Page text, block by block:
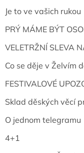
Je to ve vašich rukou
PRÝ MÁME BÝT
VELETRŽNÍ SLEVA
Co se děje v Želvím
FESTIVALOVÉ
Sklad děských věcí
O jednom telegramu
4+1